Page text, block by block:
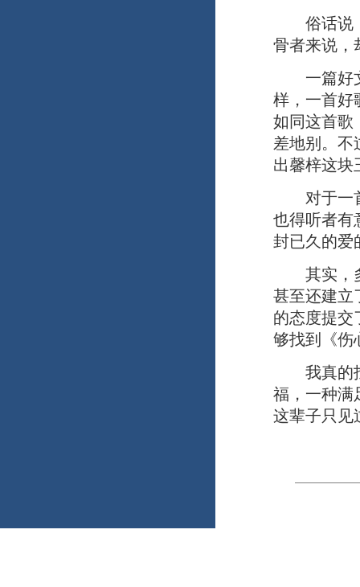
俗话说，
骨者来说，
一篇好文
样，一首好
如同这首歌
差地别。不
出馨梓这块
对于一首
也得听者有
封已久的爱
其实，多
甚至还建立
的态度提交
够找到《伤
我真的找
福，一种满
这辈子只见